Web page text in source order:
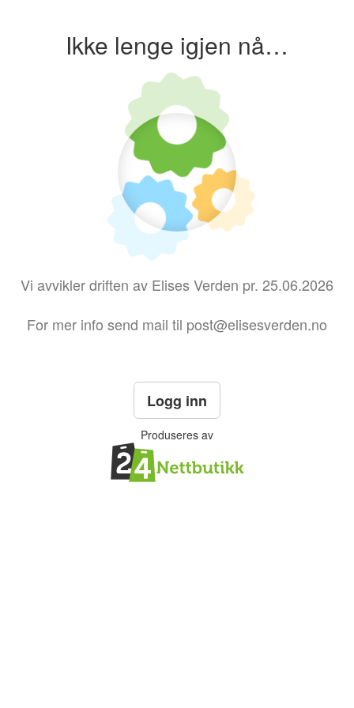
Ikke lenge igjen nå…
Vi avvikler driften av Elises Verden pr. 25.06.2026
For mer info send mail til post@elisesverden.no
Logg inn
Produseres av